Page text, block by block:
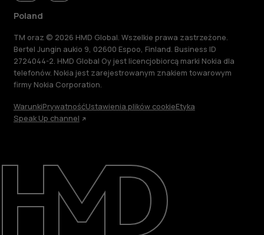
Naprawa i recykling
Zrównoważony rozwój
Wsparcie
Poland
TM oraz © 2026 HMD Global. Wszelkie prawa zastrzeżone.
Bertel Jungin aukio 9, 02600 Espoo, Finland. Business ID
2724044-2. HMD Global Oy jest licencjobiorcą marki Nokia dla
telefonów. Nokia jest zarejestrowanym znakiem towarowym
firmy Nokia Corporation.
WarunkiPrywatnośćUstawienia plików cookieEtyka
Speak Up channel